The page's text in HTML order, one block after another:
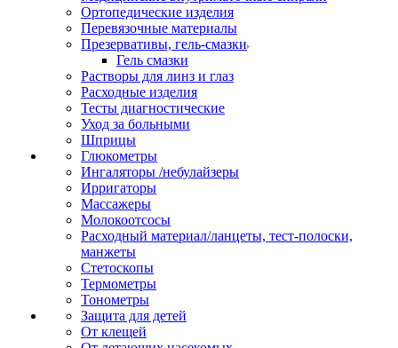
Ортопедические изделия
Перевязочные материалы
Презервативы, гель-смазки
Гель смазки
Растворы для линз и глаз
Расходные изделия
Тесты диагностические
Уход за больными
Шприцы
Глюкометры
Ингаляторы /небулайзеры
Ирригаторы
Массажеры
Молокоотсосы
Расходный материал/ланцеты, тест-полоски,
манжеты
Стетоскопы
Термометры
Тонометры
Защита для детей
От клещей